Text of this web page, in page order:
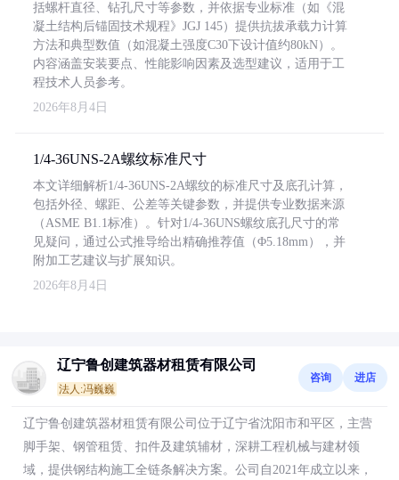
括螺杆直径、钻孔尺寸等参数，并依据专业标准（如《混
凝土结构后锚固技术规程》JGJ 145）提供抗拔承载力计算
方法和典型数值（如混凝土强度C30下设计值约80kN）。
内容涵盖安装要点、性能影响因素及选型建议，适用于工
程技术人员参考。
2026年8月4日
1/4-36UNS-2A螺纹标准尺寸
本文详细解析1/4-36UNS-2A螺纹的标准尺寸及底孔计算，
包括外径、螺距、公差等关键参数，并提供专业数据来源
（ASME B1.1标准）。针对1/4-36UNS螺纹底孔尺寸的常
见疑问，通过公式推导给出精确推荐值（Φ5.18mm），并
附加工艺建议与扩展知识。
2026年8月4日
辽宁鲁创建筑器材租赁有限公司
法人:冯巍巍
咨询 进店
辽宁鲁创建筑器材租赁有限公司位于辽宁省沈阳市和平区，主营
脚手架、钢管租赁、扣件及建筑辅材，深耕工程机械与建材领
域，提供钢结构施工全链条解决方案。公司自2021年成立以来，